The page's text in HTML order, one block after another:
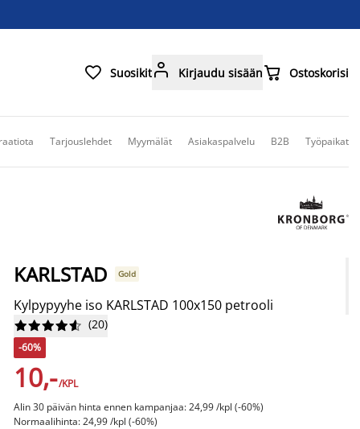
 Suosikit Kirjaudu sisään Ostoskorisi
Tarjouslehdet Myymälät Asiakaspalvelu B2B Työpaikat
KARLSTAD Gold
Kylpypyyhe iso KARLSTAD 100x150 petrooli





 (20)
-60%
10,-/KPL
Alin 30 päivän hinta ennen kampanjaa: 24,99 /kpl (-60%)
Normaalihinta: 24,99 /kpl (-60%)